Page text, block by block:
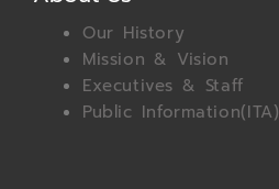
Our History
Mission & Vision
Executives & Staff
Public Information(ITA)